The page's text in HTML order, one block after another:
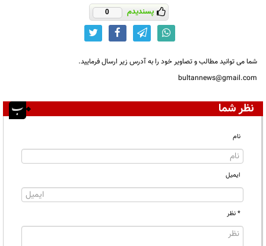
پسندیدم 0
شما می توانید مطالب و تصاویر خود را به آدرس زیر ارسال فرمایید.
bultannews@gmail.com
نظر شما
نام
ایمیل
* نظر